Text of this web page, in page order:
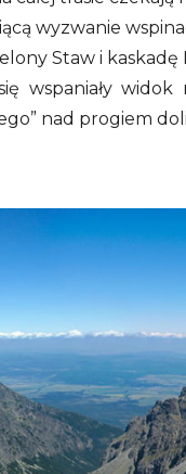
wyzwanie
Staw i kaskadę
wspaniały
nad progiem